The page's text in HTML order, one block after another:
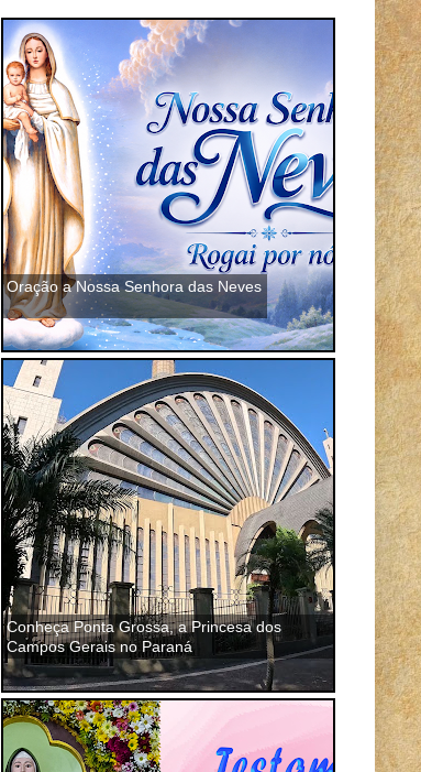
Oração a Nossa Senhora das Neves
Conheça Ponta Grossa, a Princesa dos
Campos Gerais no Paraná